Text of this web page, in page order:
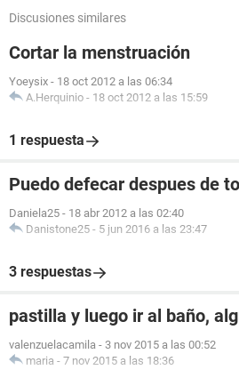
Discusiones similares
Cortar la menstruación
Yoeysix - 18 oct 2012 a las 06:34
A.Herquinio - 18 oct 2012 a las 15:59
1 respuesta
Puedo defecar despues de
Daniela25 - 18 abr 2012 a las 02:40
Danistone25 - 5 jun 2016 a las 23:47
3 respuestas
pastilla y luego ir al baño,
valenzuelacamila - 3 nov 2015 a las 00:52
maria - 7 nov 2015 a las 18:36